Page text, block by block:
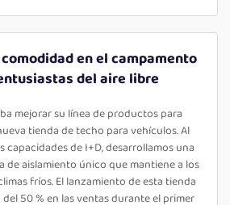
en el campamento
del aire libre
mejorar su línea de productos para
tienda de techo para vehículos. Al
de I+D, desarrollamos una
de aislamiento único que mantiene a los
fríos. El lanzamiento de esta tienda
50 % en las ventas durante el primer